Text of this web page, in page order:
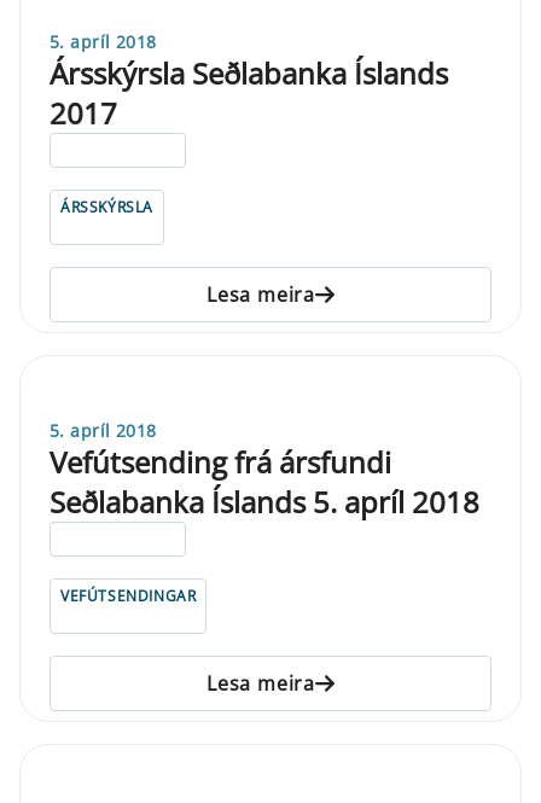
5. apríl 2018
Ársskýrsla Seðlabanka Íslands
2017
ÁRSSKÝRSLA
Lesa meira
5. apríl 2018
Vefútsending frá ársfundi
Seðlabanka Íslands 5. apríl 2018
VEFÚTSENDINGAR
Lesa meira